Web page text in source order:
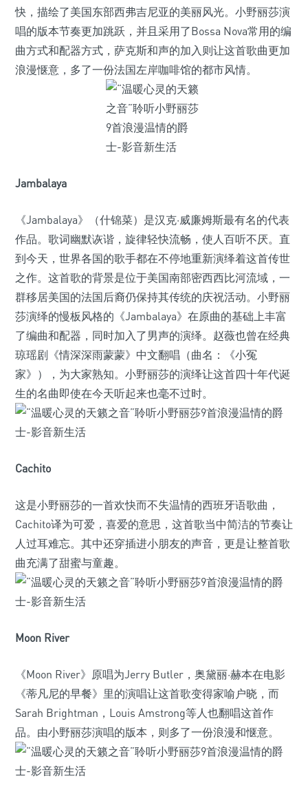
快，描绘了美国东部西弗吉尼亚的美丽风光。小野丽莎演
唱的版本节奏更加跳跃，并且采用了Bossa Nova常用的编
曲方式和配器方式，萨克斯和声的加入则让这首歌曲更加
浪漫惬意，多了一份法国左岸咖啡馆的都市风情。
Jambalaya
《Jambalaya》（什锦菜）是汉克·威廉姆斯最有名的代表
作品。歌词幽默诙谐，旋律轻快流畅，使人百听不厌。直
到今天，世界各国的歌手都在不停地重新演绎着这首传世
之作。这首歌的背景是位于美国南部密西西比河流域，一
群移居美国的法国后裔仍保持其传统的庆祝活动。小野丽
莎演绎的慢板风格的《Jambalaya》在原曲的基础上丰富
了编曲和配器，同时加入了男声的演绎。赵薇也曾在经典
琼瑶剧《情深深雨蒙蒙》中文翻唱（曲名：《小冤
家》），为大家熟知。小野丽莎的演绎让这首四十年代诞
生的名曲即使在今天听起来也毫不过时。
Cachito
这是小野丽莎的一首欢快而不失温情的西班牙语歌曲，
Cachito译为可爱，喜爱的意思，这首歌当中简洁的节奏让
人过耳难忘。其中还穿插进小朋友的声音，更是让整首歌
曲充满了甜蜜与童趣。
Moon River
《Moon River》原唱为Jerry Butler，奥黛丽·赫本在电影
《蒂凡尼的早餐》里的演唱让这首歌变得家喻户晓，而
Sarah Brightman，Louis Amstrong等人也翻唱这首作
品。由小野丽莎演唱的版本，则多了一份浪漫和惬意。